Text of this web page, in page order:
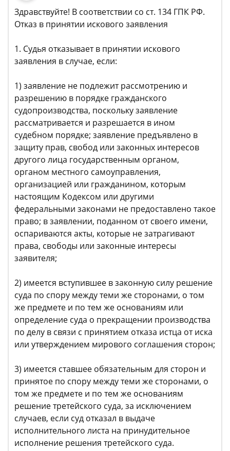
Здравствуйте! В соответствии со ст. 134 ГПК РФ.
Отказ в принятии искового заявления
1. Судья отказывает в принятии искового
заявления в случае, если:
1) заявление не подлежит рассмотрению и
разрешению в порядке гражданского
судопроизводства, поскольку заявление
рассматривается и разрешается в ином
судебном порядке; заявление предъявлено в
защиту прав, свобод или законных интересов
другого лица государственным органом,
органом местного самоуправления,
организацией или гражданином, которым
настоящим Кодексом или другими
федеральными законами не предоставлено такое
право; в заявлении, поданном от своего имени,
оспариваются акты, которые не затрагивают
права, свободы или законные интересы
заявителя;
2) имеется вступившее в законную силу решение
суда по спору между теми же сторонами, о том
же предмете и по тем же основаниям или
определение суда о прекращении производства
по делу в связи с принятием отказа истца от иска
или утверждением мирового соглашения сторон;
3) имеется ставшее обязательным для сторон и
принятое по спору между теми же сторонами, о
том же предмете и по тем же основаниям
решение третейского суда, за исключением
случаев, если суд отказал в выдаче
исполнительного листа на принудительное
исполнение решения третейского суда.